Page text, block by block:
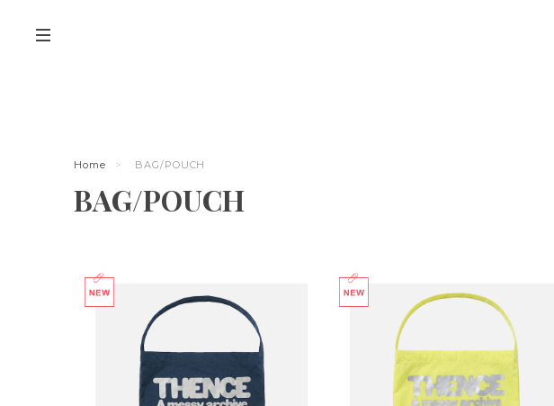
Home BAG/POUCH
BAG/POUCH